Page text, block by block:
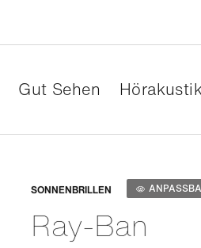
Gut Sehen
SONNENBRILLEN
Ray-Ban
Anpassbar